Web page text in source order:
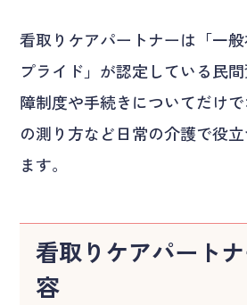
看取りケアパートナーは「一
プライド」が認定している民
障制度や手続きについてだけ
の測り方など日常の介護で役
ます。
看取りケアパート
容